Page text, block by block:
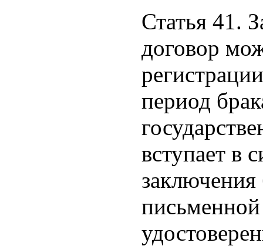
Статья 41.
договор
период
вступает в
заключения